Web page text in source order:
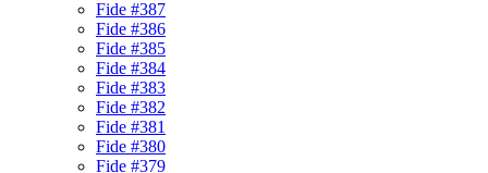
Fide #387
Fide #386
Fide #385
Fide #384
Fide #383
Fide #382
Fide #381
Fide #380
Fide #379